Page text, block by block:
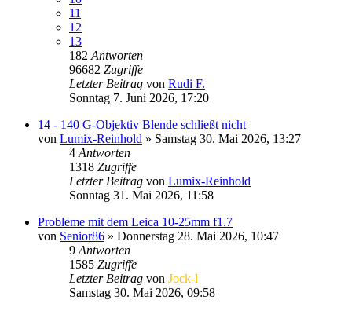
11
12
13
182 Antworten
96682 Zugriffe
Letzter Beitrag von Rudi F.
Sonntag 7. Juni 2026, 17:20
14 - 140 G-Objektiv Blende schließt nicht
von Lumix-Reinhold » Samstag 30. Mai 2026, 13:27
4 Antworten
1318 Zugriffe
Letzter Beitrag von Lumix-Reinhold
Sonntag 31. Mai 2026, 11:58
Probleme mit dem Leica 10-25mm f1.7
von Senior86 » Donnerstag 28. Mai 2026, 10:47
9 Antworten
1585 Zugriffe
Letzter Beitrag von Jock-l
Samstag 30. Mai 2026, 09:58